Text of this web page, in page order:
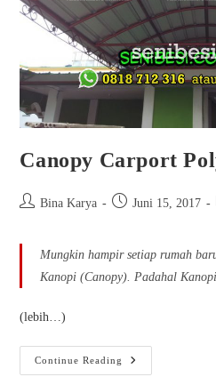
Canopy Carport
Bina Karya Juni 15, 2017
Mungkin hampir setiap rumah
Kanopi (Canopy). Padahal
(lebih…)
Continue Reading